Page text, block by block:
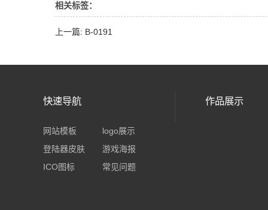
相关标签：
上一篇: B-0191
快速导航
网站模板
logo展示
登陆器皮肤
游戏海报
ICO图标
常见问题
作品展示